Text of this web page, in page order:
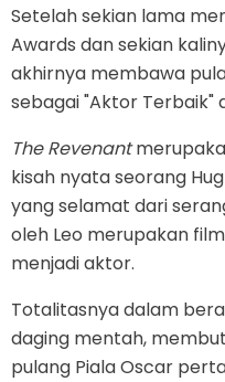
Setelah sekian lama
Awards dan sekian
akhirnya membawa
sebagai "Aktor Terbaik"
The Revenant
kisah nyata seorang
yang selamat dari
oleh Leo merupakan
menjadi aktor.
Totalitasnya dalam
daging mentah,
pulang Piala Oscar